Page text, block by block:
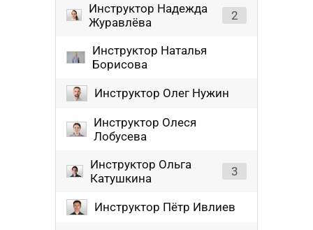
Инструктор Надежда
Журавлёва
2
Инструктор Наталья
Борисова
Инструктор Олег Нужин
Инструктор Олеся
Лобусева
Инструктор Ольга
Катушкина
3
Инструктор Пётр Ивлиев